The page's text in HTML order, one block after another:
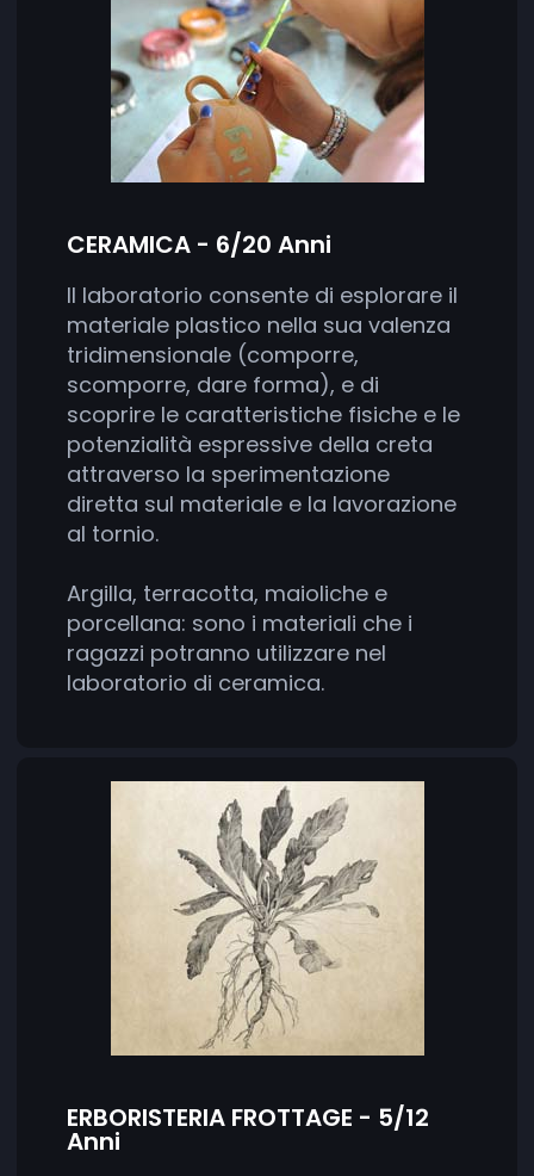
CERAMICA - 6/20 Anni
Il laboratorio consente di esplorare il
materiale plastico nella sua valenza
tridimensionale (comporre,
scomporre, dare forma), e di
scoprire le caratteristiche fisiche e le
potenzialità espressive della creta
attraverso la sperimentazione
diretta sul materiale e la lavorazione
al tornio.
Argilla, terracotta, maioliche e
porcellana: sono i materiali che i
ragazzi potranno utilizzare nel
laboratorio di ceramica.
ERBORISTERIA FROTTAGE - 5/12
Anni